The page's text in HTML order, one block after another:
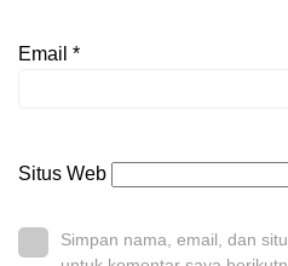
Email *
Situs Web
Simpan nama, email, dan